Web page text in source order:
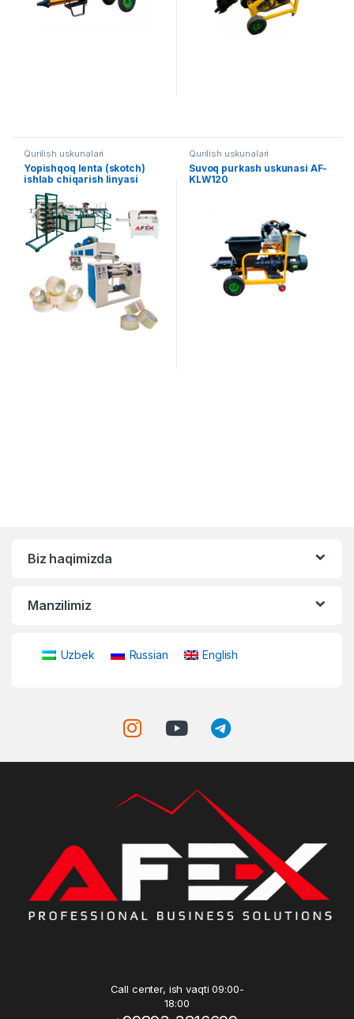
Qurilish uskunalari
Yopishqoq lenta (skotch)
ishlab chiqarish linyasi
Qurilish uskunalari
Suvoq purkash uskunasi AF-
KLW120
Biz haqimizda
Manzilimiz
Uzbek Russian English
Call center, ish vaqti 09:00-
18:00